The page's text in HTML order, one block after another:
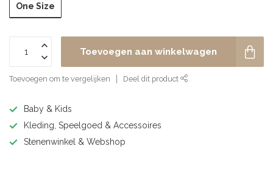
One Size
Toevoegen aan winkelwagen
Toevoegen om te vergelijken Deel dit product
Baby & Kids
Kleding, Speelgoed & Accessoires
Stenenwinkel & Webshop